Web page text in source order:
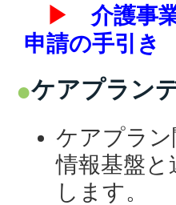
▶
介護事
申請の手引き
ケアプラン
ケアプラ
情報基盤
します。